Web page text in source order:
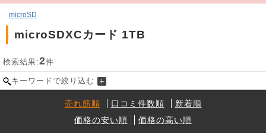
microSD
microSDXCカード 1TB
検索結果:2件
キーワードで絞り込む
売れ筋順 口コミ件数順
新着順
価格の安い順
価格の高い順